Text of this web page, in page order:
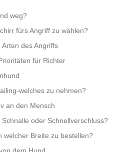
weg?
fürs Angriff zu wählen?
des Angriffs
für Richter
welches zu nehmen?
an den Mensch
oder Schnellverschluss?
welcher Breite zu bestellen?